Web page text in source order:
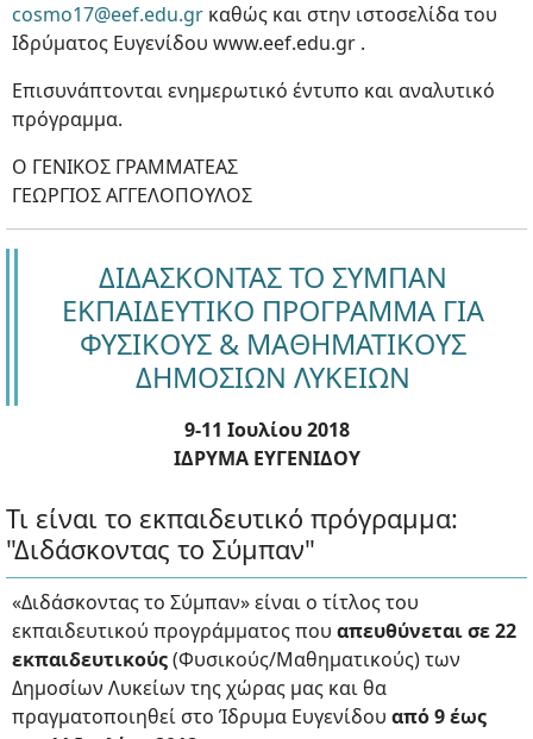
cosmo17@eef.edu.gr καθώς και στην ιστοσελίδα του
Ιδρύματος Ευγενίδου www.eef.edu.gr .
Επισυνάπτονται ενημερωτικό έντυπο και αναλυτικό
πρόγραμμα.
Ο ΓΕΝΙΚΟΣ ΓΡΑΜΜΑΤΕΑΣ
ΓΕΩΡΓΙΟΣ ΑΓΓΕΛΟΠΟΥΛΟΣ
ΔΙΔΑΣΚΟΝΤΑΣ ΤΟ ΣΥΜΠΑΝ
ΕΚΠΑΙΔΕΥΤΙΚΟ ΠΡΟΓΡΑΜΜΑ ΓΙΑ
ΦΥΣΙΚΟΥΣ & ΜΑΘΗΜΑΤΙΚΟΥΣ
ΔΗΜΟΣΙΩΝ ΛΥΚΕΙΩΝ
9-11 Ιουλίου 2018
ΙΔΡΥΜΑ ΕΥΓΕΝΙΔΟΥ
Τι είναι το εκπαιδευτικό πρόγραμμα:
"Διδάσκοντας το Σύμπαν"
«Διδάσκοντας το Σύμπαν» είναι ο τίτλος του
εκπαιδευτικού προγράμματος που απευθύνεται σε 22
εκπαιδευτικούς(Φυσικούς/Μαθηματικούς) των
Δημοσίων Λυκείων της χώρας μας και θα
πραγματοποιηθεί στο Ίδρυμα Ευγενίδου από 9 έως